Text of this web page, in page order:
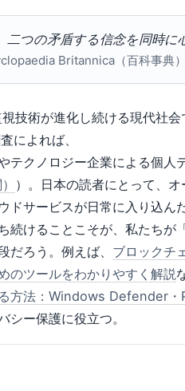
二つの矛盾する信念を同時
Britannica（百科事典
視技術が進化し続ける現代社
によれば、
テクノロジー企業による個人
）。日本の読者にとって、
ドサービスが日常に入り込ん
続けることこそが、私たちが
だろう。例えば、 ブロックチ
のツールをわかりやすく解説
方法：Windows Defender
シー保護に役立つ。